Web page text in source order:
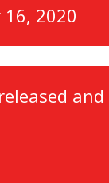
16, 2020
and